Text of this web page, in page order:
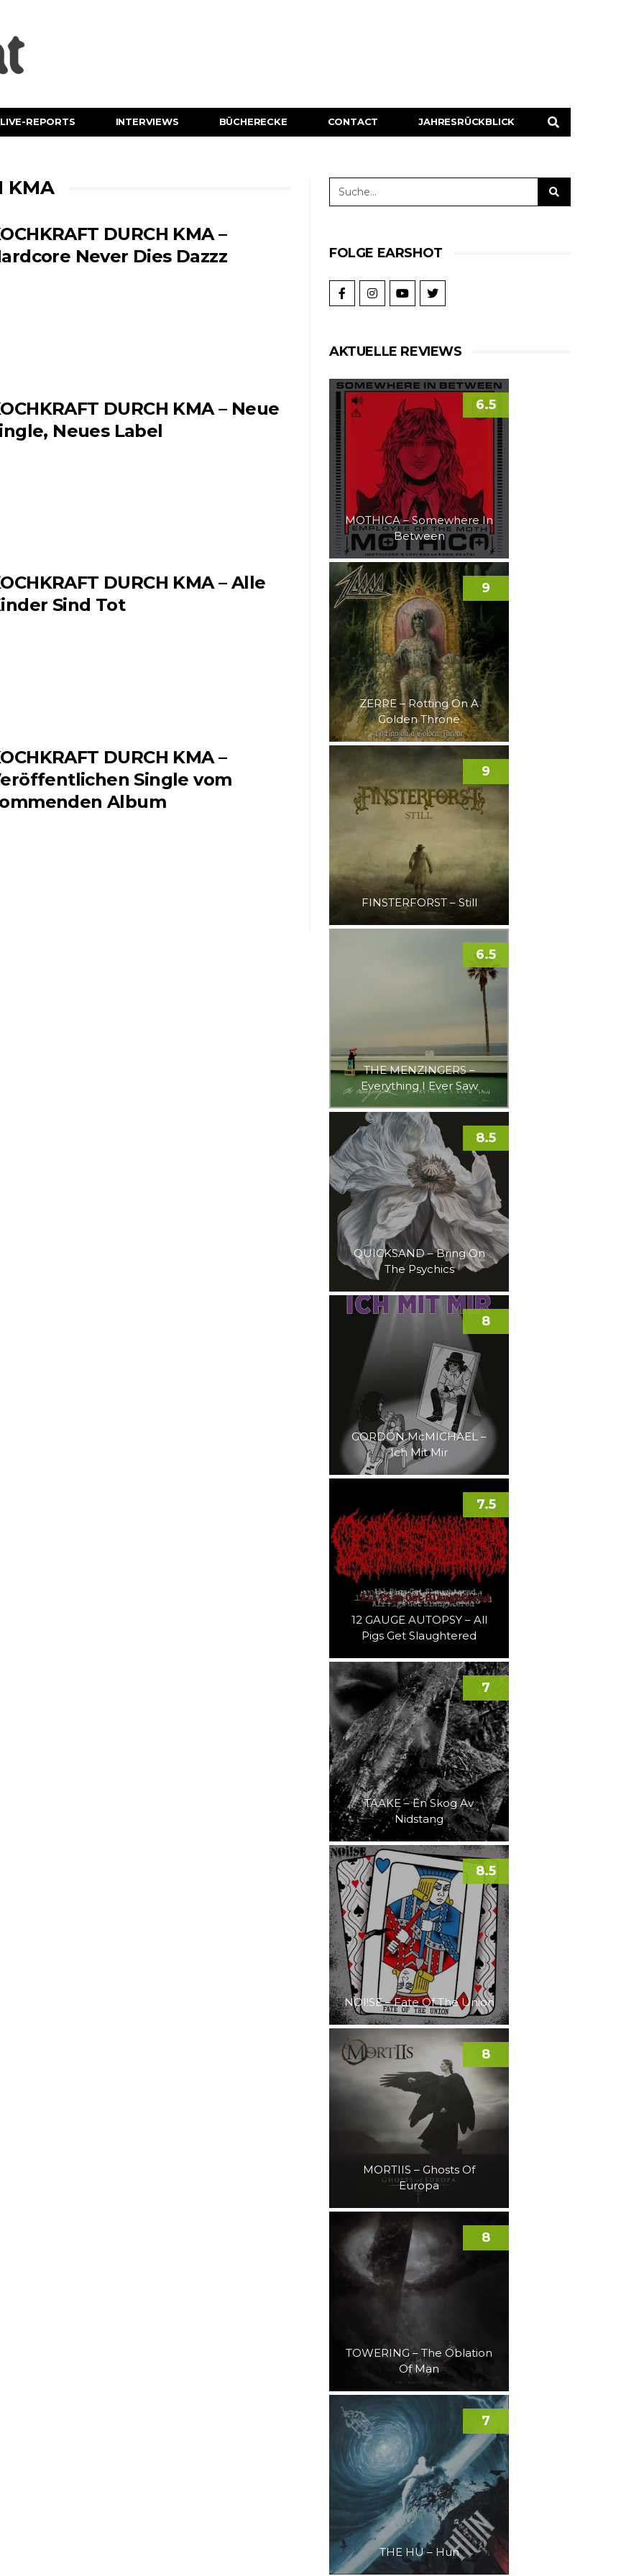
LIVE-REPORTS INTERVIEWS BÜCHERECKE CONTACT JAHRESRÜCKBLICK
KMA
DURCH KMA –
Never Dies Dazzz
DURCH KMA – Neue
Neues Label
DURCH KMA – Alle
Sind Tot
DURCH KMA –
Single vom
Album
FOLGE EARSHOT
AKTUELLE REVIEWS
MOTHICA – Somewhere In
Between
6.5
ZERRE – Rotting On A
Golden Throne
9
FINSTERFORST – Still
9
THE MENZINGERS –
Everything I Ever Saw
6.5
QUICKSAND – Bring On
The Psychics
8.5
GORDON McMICHAEL –
Ich Mit Mir
8
12 GAUGE AUTOPSY – All
Pigs Get Slaughtered
7.5
TAAKE – En Skog Av
Nidstang
7
NOI!SE – Fate Of The Union
8.5
MORTIIS – Ghosts Of
Europa
8
TOWERING – The Oblation
Of Man
8
THE HU – Hun
7